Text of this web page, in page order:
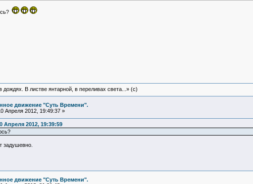
дождях. В листве янтарной, в переливах света...» (c)
движение "Суть Времени".
Апреля 2012, 19:49:37 »
Апреля 2012, 19:39:59
задушевно.
движение "Суть Времени".